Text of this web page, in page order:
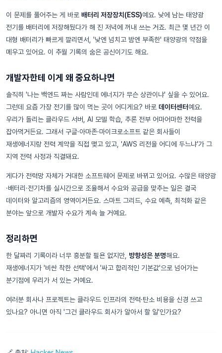
이 문제를 풀어주는 게 바로 배터리 저장장치(ESS)예요. 낮에 남는 태양광
전기를 배터리에 저장해뒀다가 해 진 저녁에 꺼내 쓰는 거죠. 최근 몇 년간 이
대형 배터리가 빠르게 깔리면서, '낮엔 넘치고 밤엔 부족한' 태양광의 약점을
메우고 있어요. 이 추월 기록의 숨은 공신이기도 해요.
개발자한테 이게 왜 중요하냐면
솔직히 '나는 백엔드 짜는 사람인데 에너지가 무슨 상관이냐' 싶을 수 있어요.
그런데 요즘 가장 전기를 많이 먹는 곳이 어디게요? 바로 데이터센터예요.
우리가 돌리는 클라우드 서버, AI 모델 학습, 추론 전부 어마어마한 전력을
잡아먹거든요. 그래서 구글·아마존·마이크로소프트 같은 회사들이
재생에너지랑 전력 계약을 직접 맺고 있고, 'AWS 리전을 어디에 두느냐'가 그
지역 전력 사정과 직결돼요.
게다가 전력망 자체가 거대한 소프트웨어 문제로 바뀌고 있어요. 수많은 태양광
·배터리·전기차를 실시간으로 조율해서 수요와 공급을 맞추는 일은 결국
데이터와 알고리즘의 영역이거든요. 스마트 그리드, 수요 예측, 최적화 같은
분야는 앞으로 개발자 수요가 계속 늘 거예요.
정리하면
한 달짜리 기록이라 너무 흥분할 필욘 없지만, 방향성은 분명해요.
재생에너지가 '비싼 착한 선택'에서 '싸고 합리적인 기본값'으로 넘어가는
분기점에 우리가 서 있는 거예요.
여러분 회사나 프로젝트는 클라우드 인프라의 전력·탄소 비용을 신경 쓰고
있나요? 아니면 아직 '그건 클라우드 회사가 알아서 할 일'인가요?